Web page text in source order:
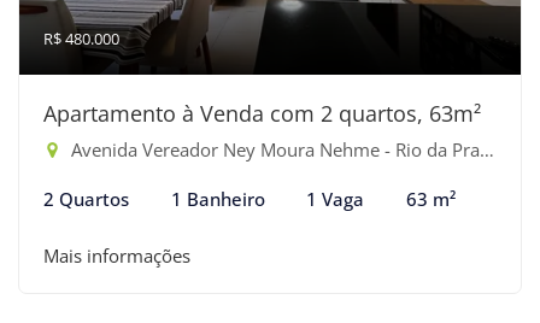
R$ 480.000
Apartamento à Venda com 2 quartos, 63m²
Avenida Vereador Ney Moura Nehme - Rio da Praia, Bertioga-SP
2 Quartos 1 Banheiro 1 Vaga 63 m²
Mais informações